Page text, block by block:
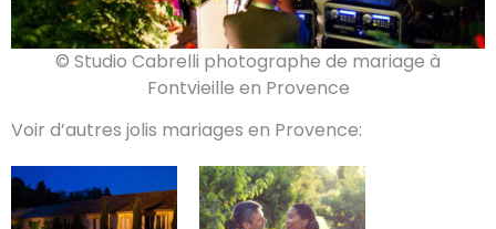
© Studio Cabrelli photographe de mariage à
Fontvieille en Provence
Voir d’autres jolis mariages en Provence: